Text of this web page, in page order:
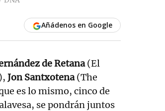
Añádenos en Google
de Retana(El
Jon Santxotena(The
es lo mismo, cinco de
se pondrán juntos